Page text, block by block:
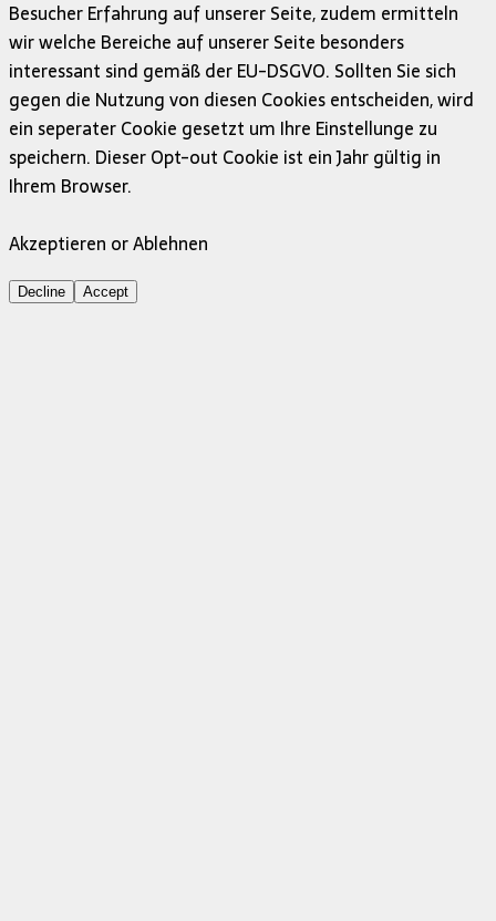
Besucher Erfahrung auf unserer Seite, zudem ermitteln
wir welche Bereiche auf unserer Seite besonders
interessant sind gemäß der EU-DSGVO. Sollten Sie sich
gegen die Nutzung von diesen Cookies entscheiden, wird
ein seperater Cookie gesetzt um Ihre Einstellunge zu
speichern. Dieser Opt-out Cookie ist ein Jahr gültig in
Ihrem Browser.
Akzeptieren or Ablehnen
Decline Accept